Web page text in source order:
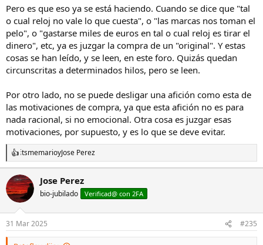
Insisto en que para mí ambas visiones son ofensivas y con ánimo de
molestar. Una cosa es debatir sobre el reloj y otra debatir sobre los
motivos por lo que alguien compra un reloj.
Así es como lo veo yo y puedo estar equivocado, claro.
Pero es que eso ya se está haciendo. Cuando se dice que "tal
o cual reloj no vale lo que cuesta", o "las marcas nos toman el
pelo", o "gastarse miles de euros en tal o cual reloj es tirar el
dinero", etc, ya es juzgar la compra de un "original". Y estas
cosas se han leído, y se leen, en este foro. Quizás quedan
circunscritas a determinados hilos, pero se leen.
Por otro lado, no se puede desligar una afición como esta de
las motivaciones de compra, ya que esta afición no es para
nada racional, si no emocional. Otra cosa es juzgar esas
motivaciones, por supuesto, y es lo que se deve evitar.
R
e
a
c
c
i
o
n
e
itsmemarioyJose Perez
Jose Perez
bio-jubilado Verificad@ con 2FA
31 Mar 2025 #235